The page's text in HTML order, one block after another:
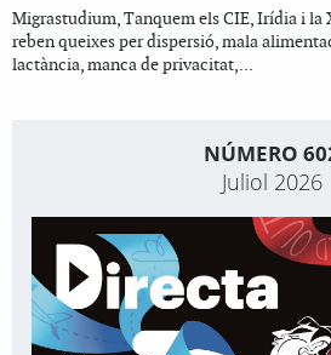
Migrastudium, Tanquem els CIE, Irídia i la
reben queixes per dispersió, mala
lactància, manca de privacitat,...
NÚMERO
Juliol 2026